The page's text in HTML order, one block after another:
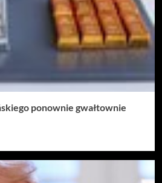
ponownie gwałtownie